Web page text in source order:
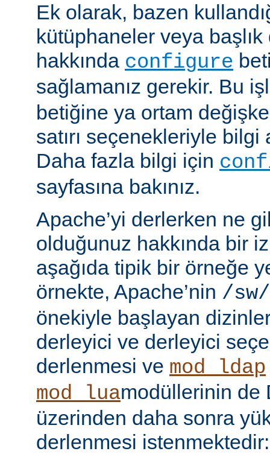
Ek olarak, bazen
kütüphaneler veya başlık
hakkında configure
sağlamanız gerekir. Bu
betiğine ya ortam
satırı seçenekleriyle bilgi
Daha fazla bilgi için
sayfasına bakınız.
Apache’yi derlerken ne
olduğunuz hakkında bir
aşağıda tipik bir örneğe
örnekte, Apache’nin /
önekiyle başlayan
derleyici ve derleyici
derlenmesi ve mod_ldap
mod_luamodüllerinin de
üzerinden daha sonra
derlenmesi istenmektedir: